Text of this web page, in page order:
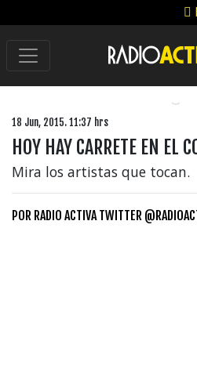
18 Jun, 2015. 11:37 hrs
HOY HAY CARRETE EN EL
Mira los artistas que tocan.
POR RADIO ACTIVA TWITTER